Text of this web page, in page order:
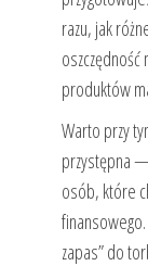
razu, jak
produktów
Warto przy
przystępna
osób, które
zapas” do